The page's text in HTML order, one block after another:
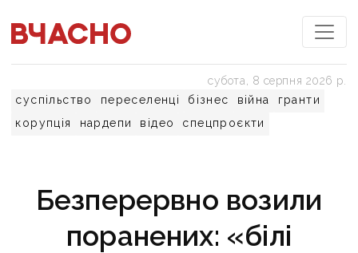
суспільство переселенці бізнес війна
гранти
корупція
нардепи відео спецпроєкти
субота, 8 серпня 2026 р.
Безперервно возили
поранених: «білі